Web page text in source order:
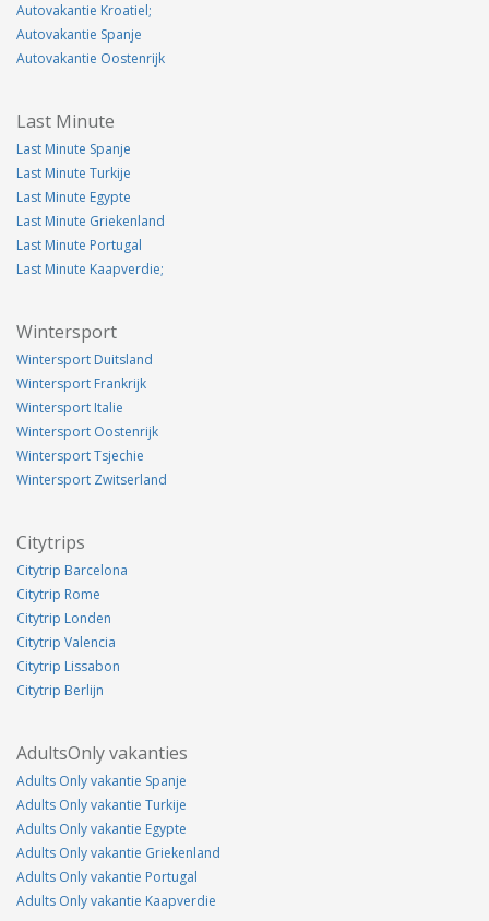
Autovakantie Kroatiel;
Autovakantie Spanje
Autovakantie Oostenrijk
Last Minute
Last Minute Spanje
Last Minute Turkije
Last Minute Egypte
Last Minute Griekenland
Last Minute Portugal
Last Minute Kaapverdie;
Wintersport
Wintersport Duitsland
Wintersport Frankrijk
Wintersport Italie
Wintersport Oostenrijk
Wintersport Tsjechie
Wintersport Zwitserland
Citytrips
Citytrip Barcelona
Citytrip Rome
Citytrip Londen
Citytrip Valencia
Citytrip Lissabon
Citytrip Berlijn
AdultsOnly vakanties
Adults Only vakantie Spanje
Adults Only vakantie Turkije
Adults Only vakantie Egypte
Adults Only vakantie Griekenland
Adults Only vakantie Portugal
Adults Only vakantie Kaapverdie